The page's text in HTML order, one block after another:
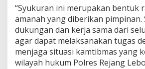
“Syukuran ini merupakan bentuk
amanah yang diberikan pimpinan.
dukungan dan kerja sama dari
agar dapat melaksanakan tugas
menjaga situasi kamtibmas yang
wilayah hukum Polres Rejang